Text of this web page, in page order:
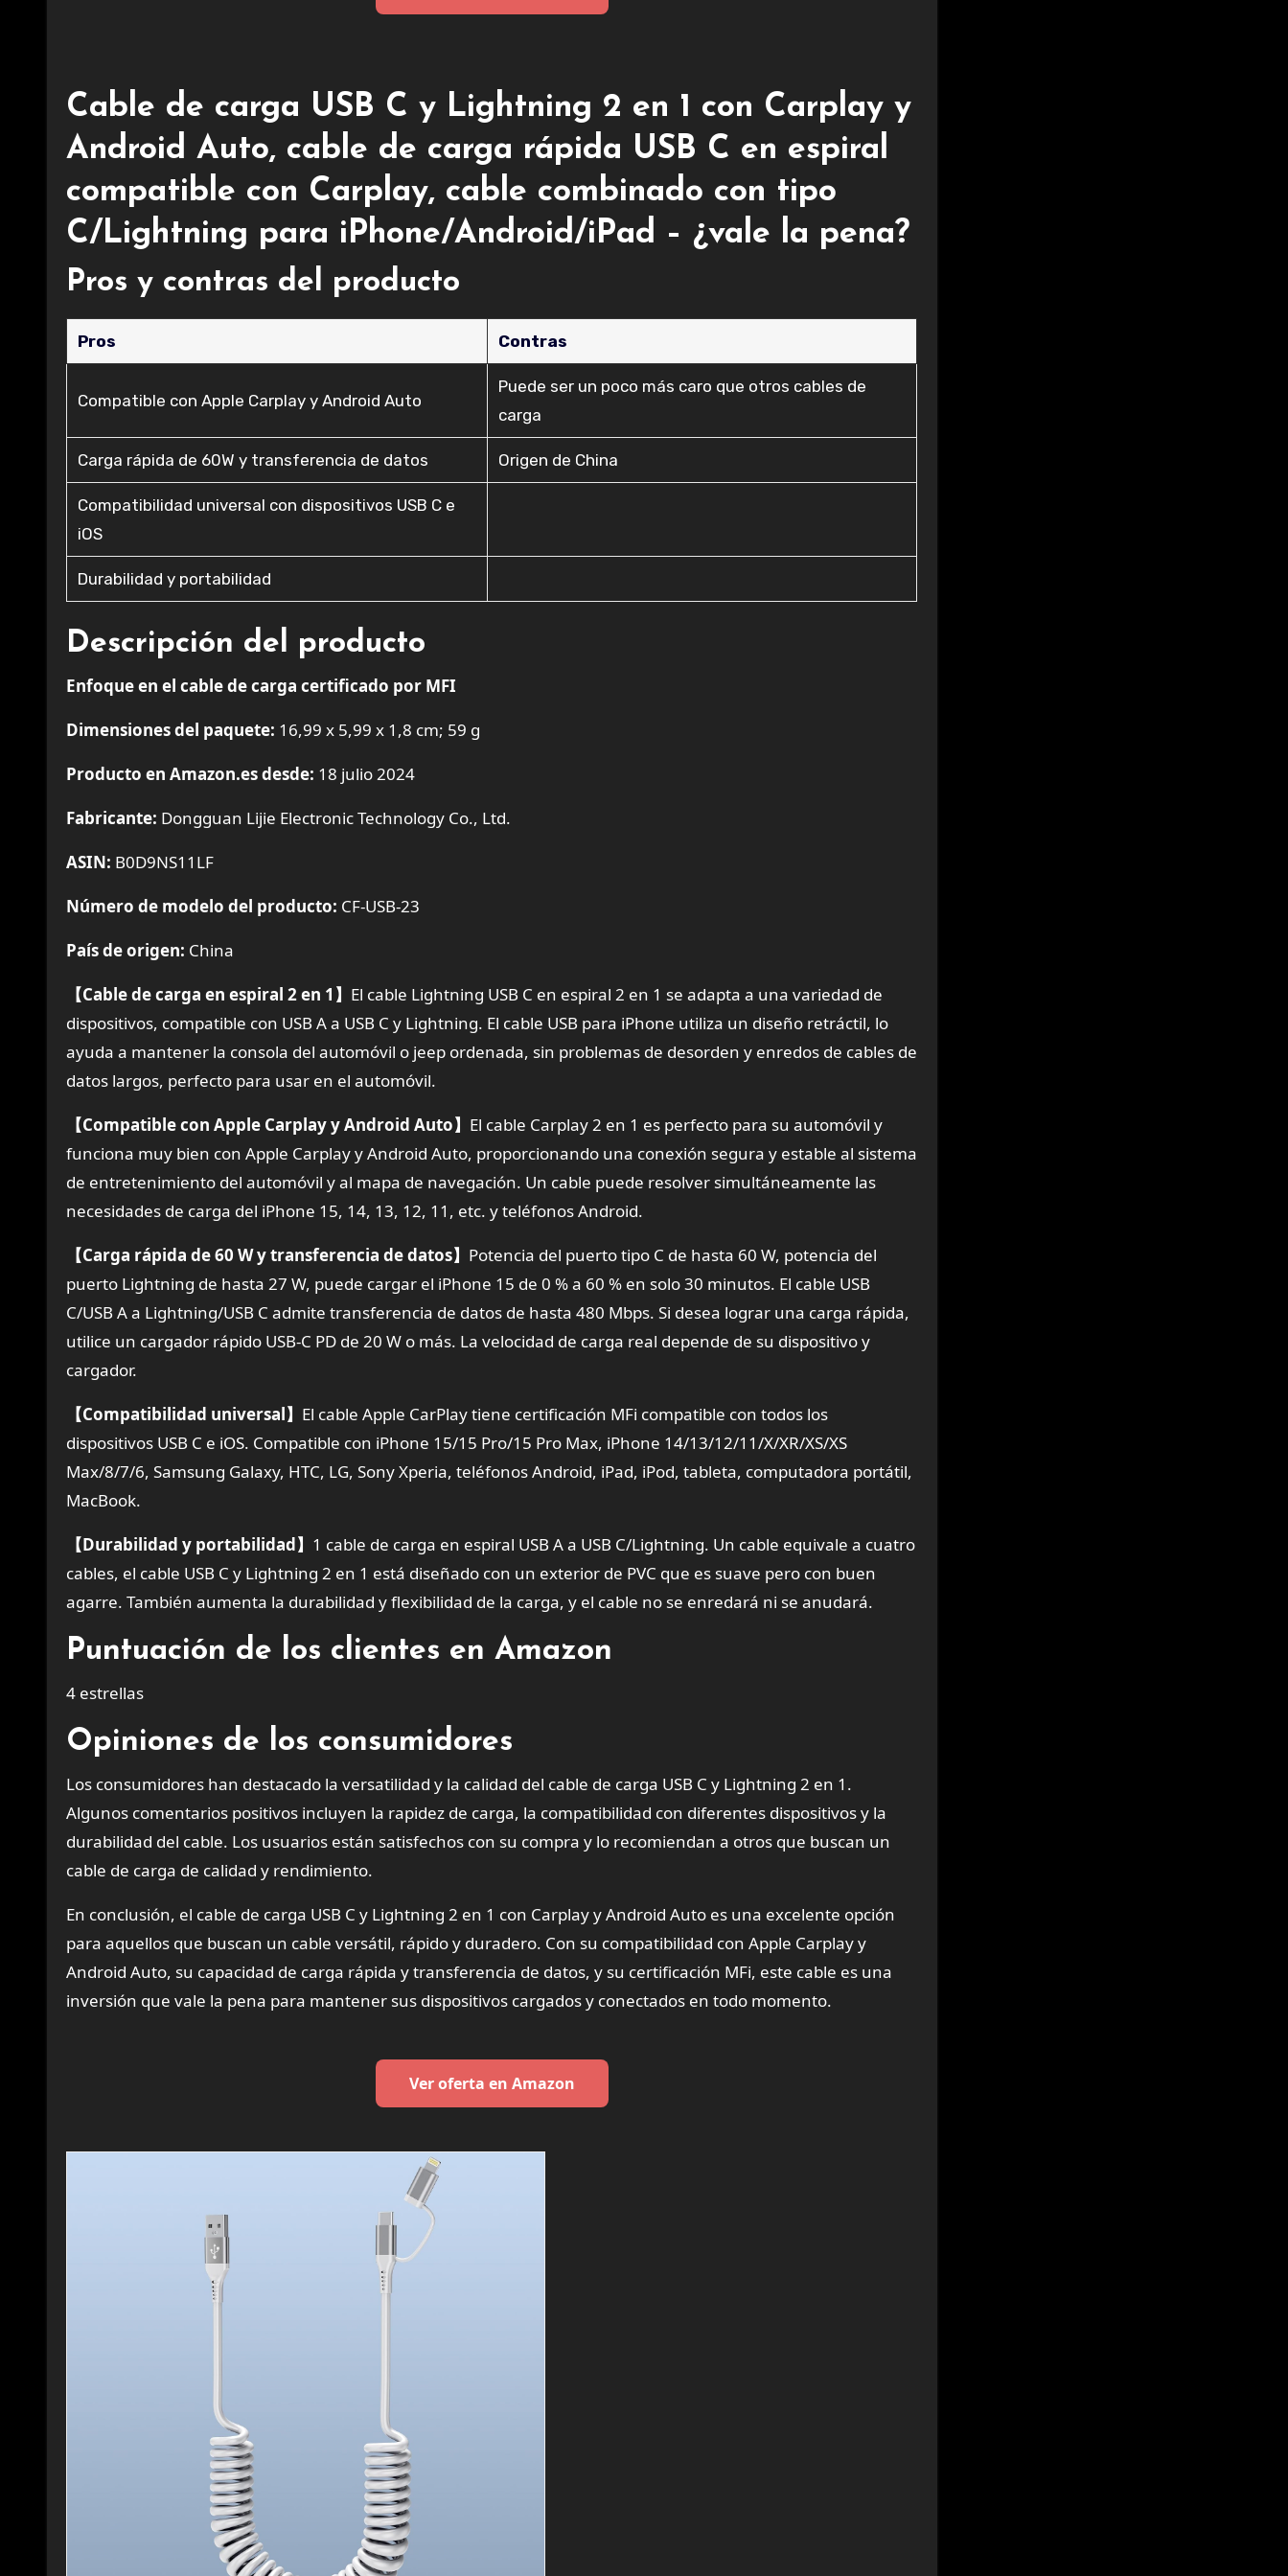
Cable de carga USB C y Lightning 2 en 1 con Carplay y
Android Auto, cable de carga rápida USB C en espiral
compatible con Carplay, cable combinado con tipo
C/Lightning para iPhone/Android/iPad – ¿vale la pena?
Pros y contras del producto
Pros Contras
Compatible con Apple Carplay y Android Auto
Puede ser un poco más caro que otros cables de
carga
Carga rápida de 60W y transferencia de datos Origen de China
Compatibilidad universal con dispositivos USB C e
iOS
Durabilidad y portabilidad
Descripción del producto
Enfoque en el cable de carga certificado por MFI
Dimensiones del paquete: 16,99 x 5,99 x 1,8 cm; 59 g
Producto en Amazon.es desde: 18 julio 2024
Fabricante: Dongguan Lijie Electronic Technology Co., Ltd.
ASIN: B0D9NS11LF
Número de modelo del producto: CF-USB-23
País de origen: China
【Cable de carga en espiral 2 en 1】 El cable Lightning USB C en espiral 2 en 1 se adapta a una variedad de
dispositivos, compatible con USB A a USB C y Lightning. El cable USB para iPhone utiliza un diseño retráctil, lo
ayuda a mantener la consola del automóvil o jeep ordenada, sin problemas de desorden y enredos de cables de
datos largos, perfecto para usar en el automóvil.
【Compatible con Apple Carplay y Android Auto】 El cable Carplay 2 en 1 es perfecto para su automóvil y
funciona muy bien con Apple Carplay y Android Auto, proporcionando una conexión segura y estable al sistema
de entretenimiento del automóvil y al mapa de navegación. Un cable puede resolver simultáneamente las
necesidades de carga del iPhone 15, 14, 13, 12, 11, etc. y teléfonos Android.
【Carga rápida de 60 W y transferencia de datos】 Potencia del puerto tipo C de hasta 60 W, potencia del
puerto Lightning de hasta 27 W, puede cargar el iPhone 15 de 0 % a 60 % en solo 30 minutos. El cable USB
C/USB A a Lightning/USB C admite transferencia de datos de hasta 480 Mbps. Si desea lograr una carga rápida,
utilice un cargador rápido USB-C PD de 20 W o más. La velocidad de carga real depende de su dispositivo y
cargador.
【Compatibilidad universal】 El cable Apple CarPlay tiene certificación MFi compatible con todos los
dispositivos USB C e iOS. Compatible con iPhone 15/15 Pro/15 Pro Max, iPhone 14/13/12/11/X/XR/XS/XS
Max/8/7/6, Samsung Galaxy, HTC, LG, Sony Xperia, teléfonos Android, iPad, iPod, tableta, computadora portátil,
MacBook.
【Durabilidad y portabilidad】 1 cable de carga en espiral USB A a USB C/Lightning. Un cable equivale a cuatro
cables, el cable USB C y Lightning 2 en 1 está diseñado con un exterior de PVC que es suave pero con buen
agarre. También aumenta la durabilidad y flexibilidad de la carga, y el cable no se enredará ni se anudará.
Puntuación de los clientes en Amazon
4 estrellas
Opiniones de los consumidores
Los consumidores han destacado la versatilidad y la calidad del cable de carga USB C y Lightning 2 en 1.
Algunos comentarios positivos incluyen la rapidez de carga, la compatibilidad con diferentes dispositivos y la
durabilidad del cable. Los usuarios están satisfechos con su compra y lo recomiendan a otros que buscan un
cable de carga de calidad y rendimiento.
En conclusión, el cable de carga USB C y Lightning 2 en 1 con Carplay y Android Auto es una excelente opción
para aquellos que buscan un cable versátil, rápido y duradero. Con su compatibilidad con Apple Carplay y
Android Auto, su capacidad de carga rápida y transferencia de datos, y su certificación MFi, este cable es una
inversión que vale la pena para mantener sus dispositivos cargados y conectados en todo momento.
Ver oferta en Amazon